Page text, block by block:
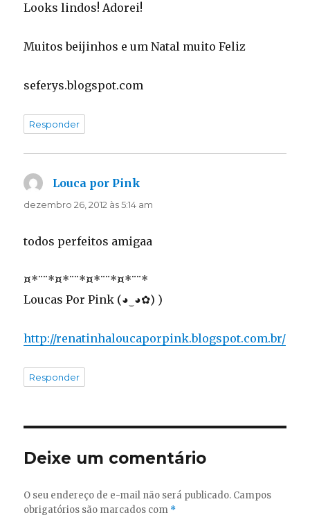
Looks lindos! Adorei!
Muitos beijinhos e um Natal muito Feliz
seferys.blogspot.com
Responder
Louca por Pink
dezembro 26, 2012 às 5:14 am
todos perfeitos amigaa
¤*¨¨*¤*¨¨*¤*¨¨*¤*¨¨*
Loucas Por Pink (◕‿◕✿) )
http://renatinhaloucaporpink.blogspot.com.br/
Responder
Deixe um comentário
O seu endereço de e-mail não será publicado. Campos
obrigatórios são marcados com *